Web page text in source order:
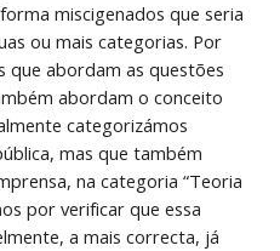
miscigenados que seria
ou mais categorias. Por
abordam as questões
abordam o conceito
categorizámos
mas que também
na categoria “Teoria
por verificar que essa
a mais correcta, já